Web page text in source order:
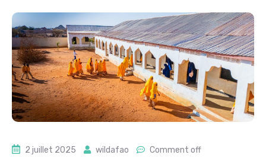
2 juillet 2025 wildafao Comment off